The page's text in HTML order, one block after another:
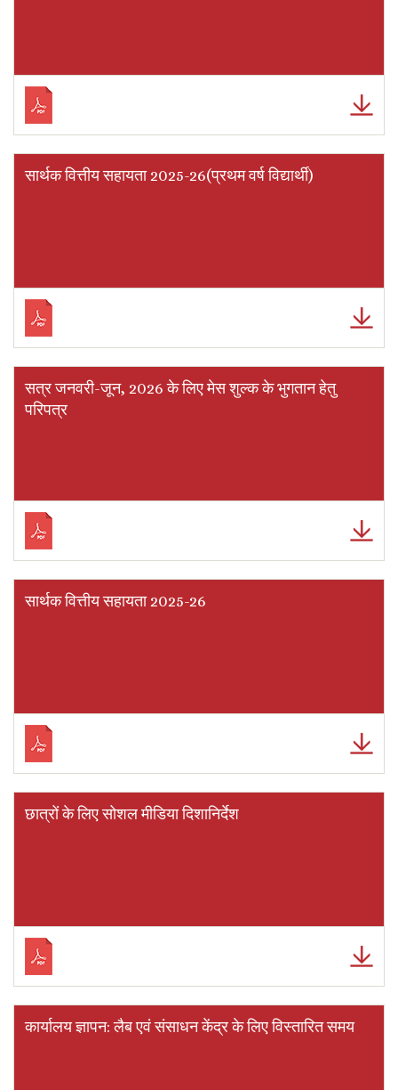
सार्थक वित्तीय सहायता 2025-26(प्रथम वर्ष विद्यार्थी)
सत्र जनवरी-जून, 2026 के लिए मेस शुल्क के भुगतान हेतु
परिपत्र
सार्थक वित्तीय सहायता 2025-26
छात्रों के लिए सोशल मीडिया दिशानिर्देश
कार्यालय ज्ञापन: लैब एवं संसाधन केंद्र के लिए विस्तारित समय